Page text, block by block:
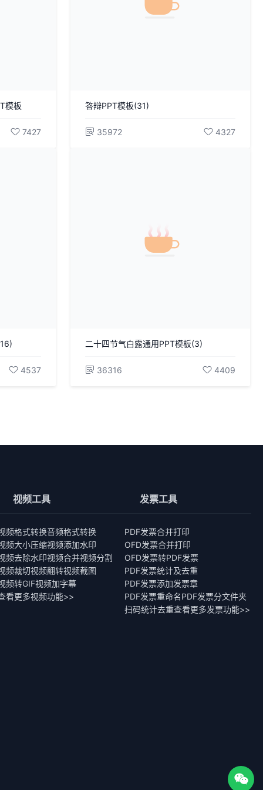
模板
7427
答辩PPT模板(31)
35972 4327
4537
二十四节气白露通用PPT模板(3)
36316 4409
视频工具
频格式转换音频格式转换
频大小压缩视频添加水印
频去除水印视频合并视频分割
频裁切视频翻转视频截图
频转GIF视频加字幕
看更多视频功能>>
发票工具
PDF发票合并打印
OFD发票合并打印
OFD发票转PDF发票
PDF发票统计及去重
PDF发票添加发票章
PDF发票重命名PDF发票分文件夹
扫码统计去重查看更多发票功能>>